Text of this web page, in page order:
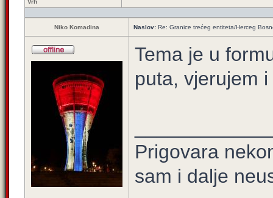
Vrh
Niko Komadina Naslov: Re: Granice trećeg entiteta/Herceg
Tema je u
puta, vjerujem
Prigovara
sam i dalje